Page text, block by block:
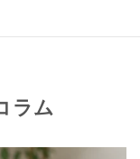
ラム